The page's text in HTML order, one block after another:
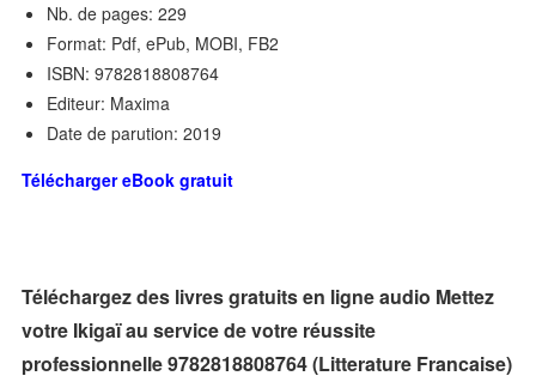
Nb. de pages: 229
Format: Pdf, ePub, MOBI, FB2
ISBN: 9782818808764
Editeur: Maxima
Date de parution: 2019
Télécharger eBook gratuit
Téléchargez des livres gratuits en ligne audio Mettez
votre Ikigaï au service de votre réussite
professionnelle 9782818808764 (Litterature Francaise)